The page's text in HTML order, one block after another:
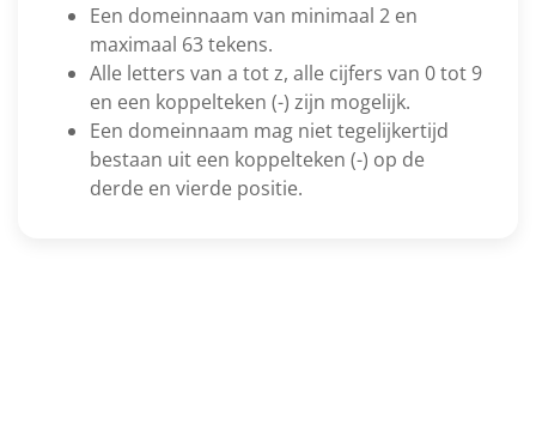
Een domeinnaam van minimaal 2 en
maximaal 63 tekens.
Alle letters van a tot z, alle cijfers van 0 tot 9
en een koppelteken (-) zijn mogelijk.
Een domeinnaam mag niet tegelijkertijd
bestaan uit een koppelteken (-) op de
derde en vierde positie.